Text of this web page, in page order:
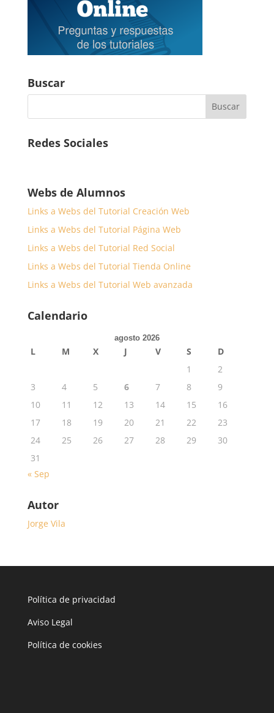
Buscar
Redes Sociales
Webs de Alumnos
Links a Webs del Tutorial Creación Web
Links a Webs del Tutorial Página Web
Links a Webs del Tutorial Red Social
Links a Webs del Tutorial Tienda Online
Links a Webs del Tutorial Web avanzada
Calendario
agosto 2026
L M X J V S
D
1
2
3
4 5 6 7 8
9
10
11 12 13 14 15
16
17
18 19 20 21 22
23
24
25 26 27 28 29
30
31
« Sep
Autor
Jorge Vila
Política de privacidad
Aviso Legal
Política de cookies